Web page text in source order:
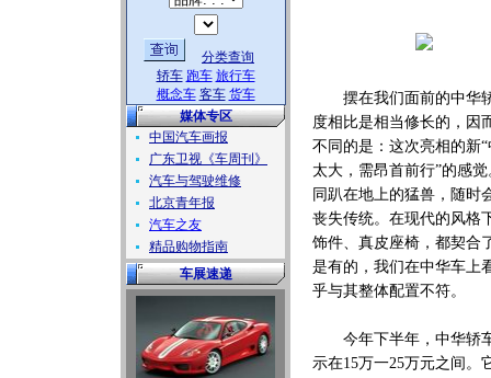
分类查询
轿车 跑车 旅行车
概念车 客车 货车
媒体专区
中国汽车画报
广东卫视《车周刊》
汽车与驾驶维修
北京青年报
汽车之友
精品购物指南
车展速递
摆在我们面前的中华轿
度相比是相当修长的，因
不同的是：这次亮相的新
太大，需昂首前行”的感
同趴在地上的猛兽，随时
丧失传统。在现代的风格
饰件、真皮座椅，都契合
是有的，我们在中华车上
乎与其整体配置不符。
今年下半年，中华轿车
示在15万一25万元之间。